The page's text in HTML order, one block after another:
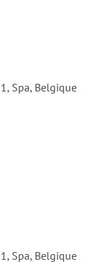
Spa, Belgique
Spa, Belgique